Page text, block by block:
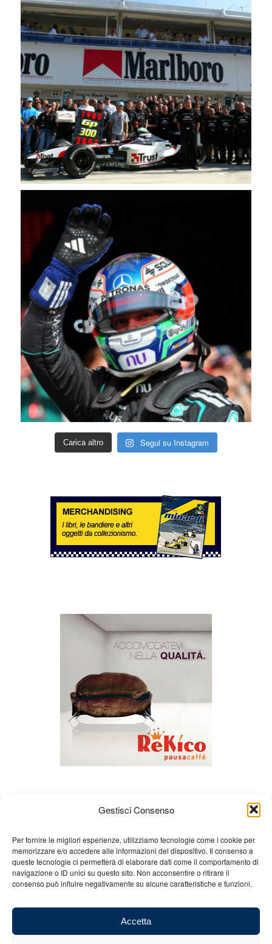
Gestisci Consenso
Per fornire le migliori esperienze, utilizziamo tecnologie come i cookie per
memorizzare e/o accedere alle informazioni del dispositivo. Il consenso a
queste tecnologie ci permetterà di elaborare dati come il comportamento di
navigazione o ID unici su questo sito. Non acconsentire o ritirare il
consenso può influire negativamente su alcune caratteristiche e funzioni.
Accetta
Carica altro Segui su Instagram
Chi siamo Gian Carlo Minardi
Gear
Merchandising
Partners Contatti